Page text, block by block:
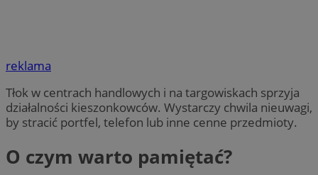
reklama
Tłok w centrach handlowych i na targowiskach sprzyja
działalności kieszonkowców. Wystarczy chwila nieuwagi,
by stracić portfel, telefon lub inne cenne przedmioty.
O czym warto pamiętać?